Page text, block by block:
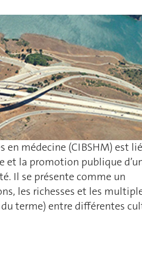
médecine (CIBSHM) est
et la promotion publique
Il se présente comme un
les richesses et les
terme) entre différentes